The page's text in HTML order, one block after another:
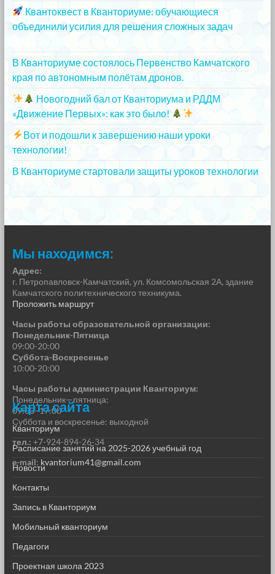
Квантоквест в Кванториуме: обучающиеся
объединили усилия для решения сложных задач
В Кванториуме состоялось Первенство Камчатского
края по автономным полётам дронов.
Новогодний бал от Кванториума и РДДМ
«Движение Первых»: как это было!
Вот и подошли к завершению наши уроки
технологии!
В Кванториуме стартовали защиты уроков технологии
Мы находимся:
Адрес:
г. Петропавловск-Камчатский, ул. Комсомольская 2А, здание
Камчатского политехнического техникума.
Проложить маршрут
Часы работы образовательной организации:
Понедельник-Пятница
09:00-20:00
Суббота-Воскресенье
10:00-20:00
Часы работы администрации Кванториум:
Понедельник—пятница:
09:00–17:00
Суббота и воскресенье: выходной
тел.: +7-924-894-26-34
e-mail: kvantorium41@gmail.com
Карта сайта
Кванториум
Расписание занятий на 2025-2026 учебный год
Новости
Контакты
Запись в Кванториум
Мобильный кванториум
Педагоги
Проектная школа 2023